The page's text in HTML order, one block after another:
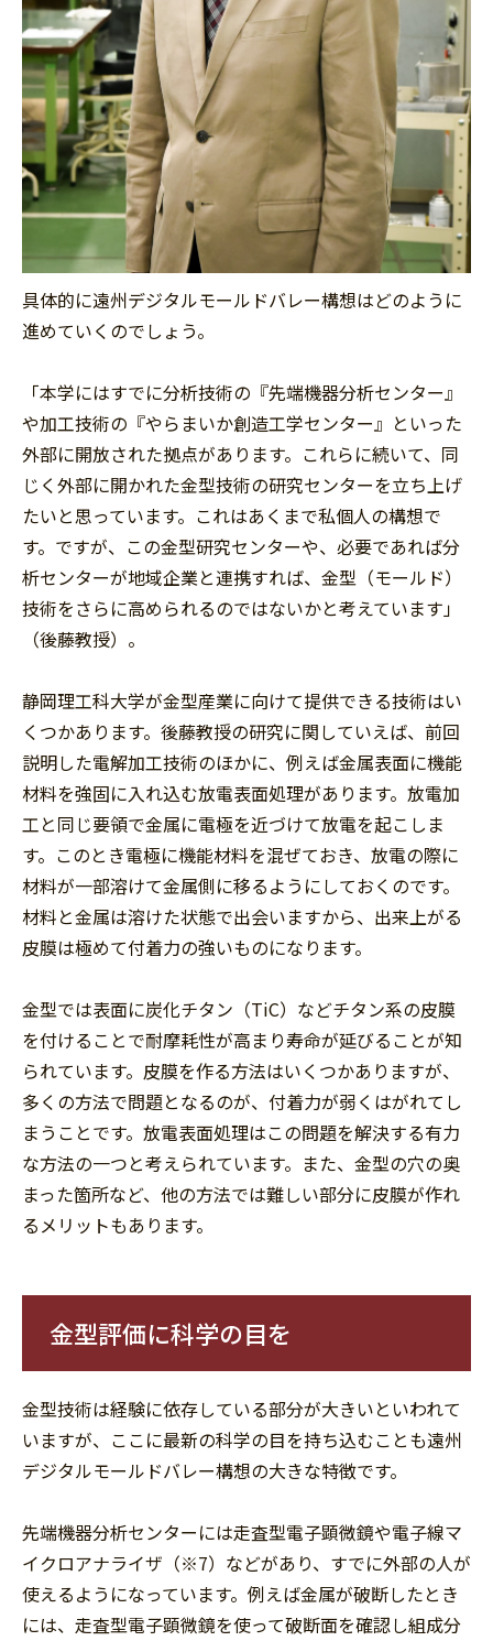
具体的に遠州デジタルモールドバレー構想はどのように
進めていくのでしょう。
「本学にはすでに分析技術の『先端機器分析センター』
や加工技術の『やらまいか創造工学センター』といった
外部に開放された拠点があります。これらに続いて、同
じく外部に開かれた金型技術の研究センターを立ち上げ
たいと思っています。これはあくまで私個人の構想で
す。ですが、この金型研究センターや、必要であれば分
析センターが地域企業と連携すれば、金型（モールド）
技術をさらに高められるのではないかと考えています」
（後藤教授）。
静岡理工科大学が金型産業に向けて提供できる技術はい
くつかあります。後藤教授の研究に関していえば、前回
説明した電解加工技術のほかに、例えば金属表面に機能
材料を強固に入れ込む放電表面処理があります。放電加
工と同じ要領で金属に電極を近づけて放電を起こしま
す。このとき電極に機能材料を混ぜておき、放電の際に
材料が一部溶けて金属側に移るようにしておくのです。
材料と金属は溶けた状態で出会いますから、出来上がる
皮膜は極めて付着力の強いものになります。
金型では表面に炭化チタン（TiC）などチタン系の皮膜
を付けることで耐摩耗性が高まり寿命が延びることが知
られています。皮膜を作る方法はいくつかありますが、
多くの方法で問題となるのが、付着力が弱くはがれてし
まうことです。放電表面処理はこの問題を解決する有力
な方法の一つと考えられています。また、金型の穴の奥
まった箇所など、他の方法では難しい部分に皮膜が作れ
るメリットもあります。
金型評価に科学の目を
金型技術は経験に依存している部分が大きいといわれて
いますが、ここに最新の科学の目を持ち込むことも遠州
デジタルモールドバレー構想の大きな特徴です。
先端機器分析センターには走査型電子顕微鏡や電子線マ
イクロアナライザ（※7）などがあり、すでに外部の人が
使えるようになっています。例えば金属が破断したとき
には、走査型電子顕微鏡を使って破断面を確認し組成分